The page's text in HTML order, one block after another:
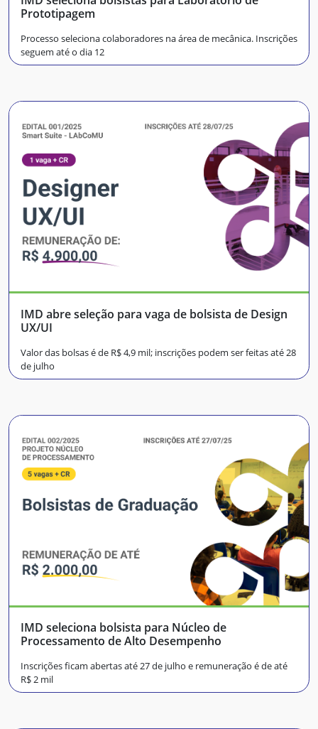
Prototipagem
Processo seleciona colaboradores na área de mecânica. Inscrições
seguem até o dia 12
IMD abre seleção para vaga de bolsista de Design
UX/UI
Valor das bolsas é de R$ 4,9 mil; inscrições podem ser feitas até 28
de julho
IMD seleciona bolsista para Núcleo de
Processamento de Alto Desempenho
Inscrições ficam abertas até 27 de julho e remuneração é de até
R$ 2 mil